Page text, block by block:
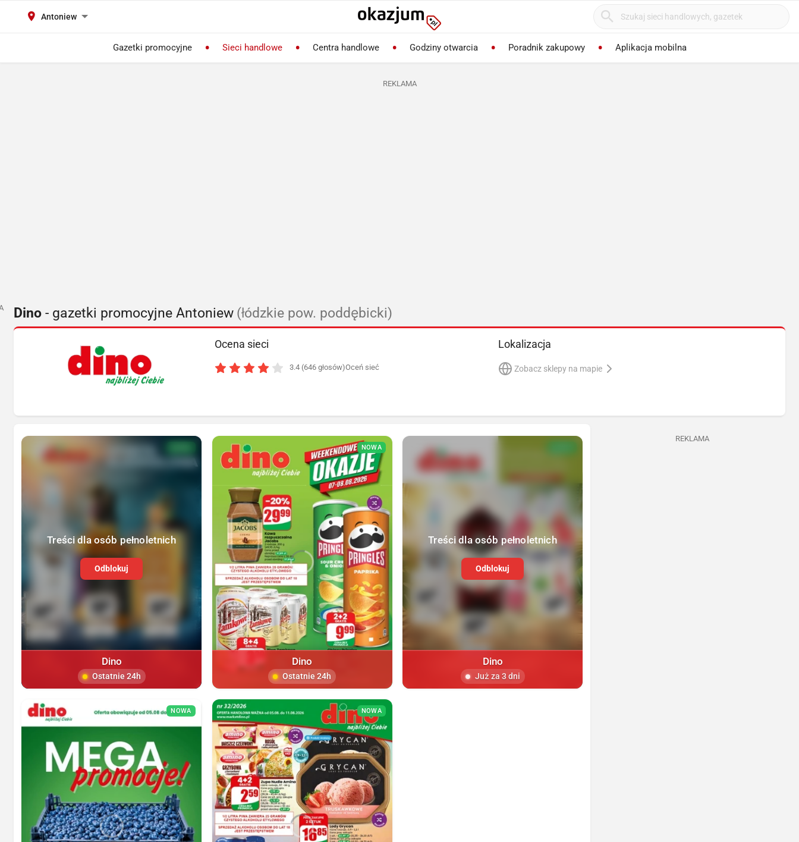
Antoniew
Gazetki promocyjne Sieci handlowe Centra handlowe Godziny otwarcia Poradnik zakupowy Aplikacja mobilna
REKLAMA
Dino - gazetki promocyjne Antoniew (łódzkie pow. poddębicki)
Ocena sieci
3.4 (646 głosów)Oceń sieć
Lokalizacja
Zobacz sklepy na mapie
Treści dla osób pełnoletnich
Odblokuj
Dino
Ostatnie 24h
NOWA
Dino
Ostatnie 24h
Treści dla osób pełnoletnich
Odblokuj
Dino
Już za 3 dni
NOWA NOWA
REKLAMA